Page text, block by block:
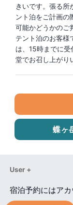
きいです。張る所
ント泊をご計画の
可能かどうかのご
テント泊のお客様
は、15時までに
堂でお召し上がり
蝶ヶ
User +
宿泊予約にはア